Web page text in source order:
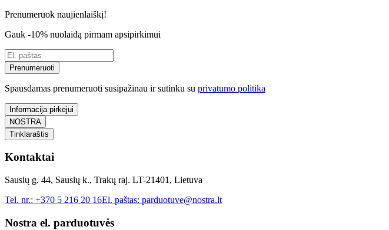
Prenumeruok naujienlaiškį!
Gauk -10% nuolaidą pirmam apsipirkimui
Prenumeruoti
Spausdamas prenumeruoti susipažinau ir sutinku su privatumo politika
Informacija pirkėjui
NOSTRA
Tinklaraštis
Kontaktai
Sausių g. 44, Sausių k., Trakų raj. LT-21401, Lietuva
Tel. nr.: +370 5 216 20 16El. paštas: parduotuve@nostra.lt
Nostra el. parduotuvės